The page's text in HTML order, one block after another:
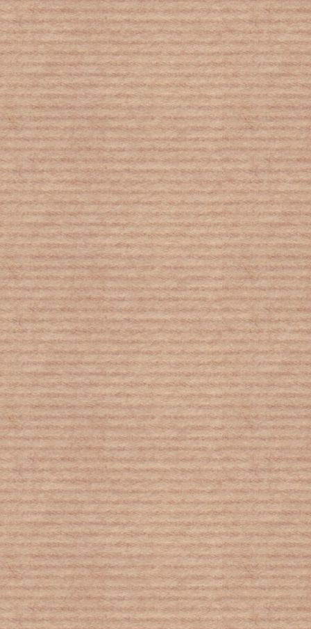
Το προσδόκιμο ζωής των Αμερικανών
συρρικνώθηκε εξαιτίας της πανδημίας
του νέου κορονοϊού
Τέλος οι ιδιωτικοποιήσεις νερού στην
Πορτογαλία
Βιολογία: Οι άνθρωποι μπορούν να
καταλάβουν τις χειρονομίες των
πιθήκων γιατί ίσως από αυτές να
ξεκίνησε η γλώσσα